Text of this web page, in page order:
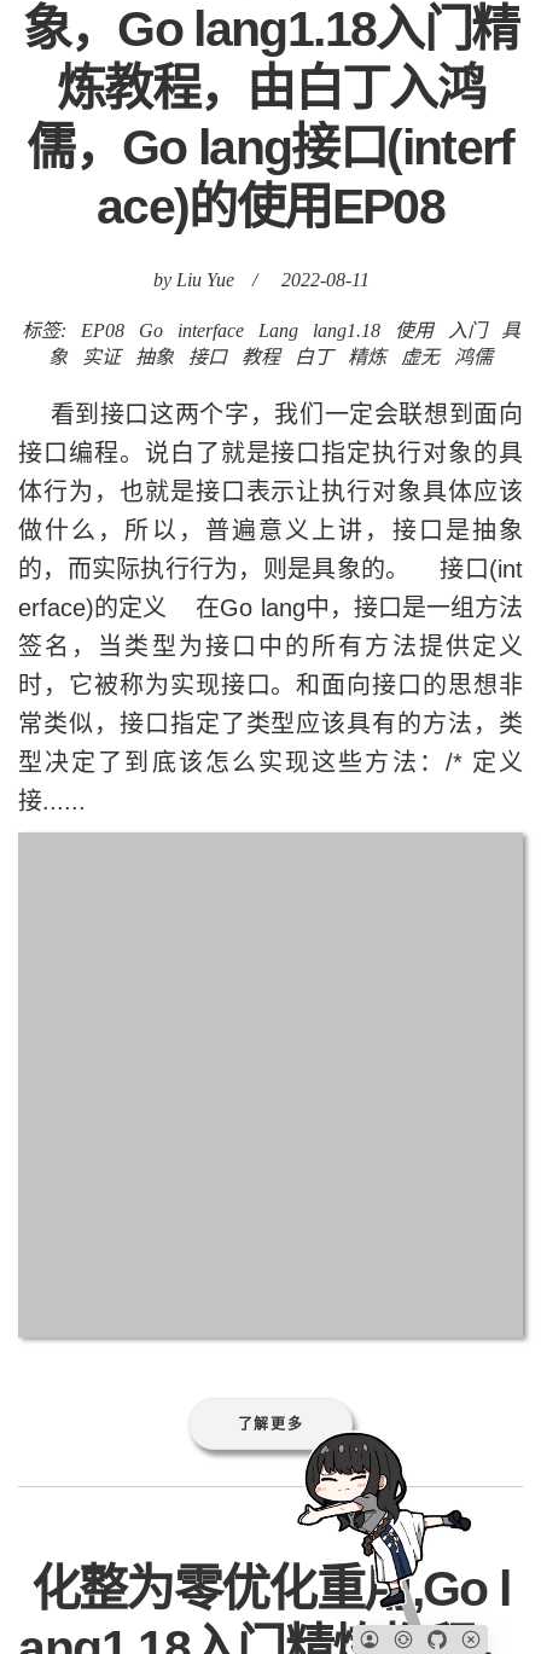
象，Go lang1.18入门精
炼教程，由白丁入鸿
儒，Go lang接口(interf
ace)的使用EP08
by Liu Yue / 2022-08-11
标签: EP08 Go interface Lang lang1.18 使用 入门
具
象
实证 抽象 接口 教程 白丁 精炼 虚无 鸿儒
看到接口这两个字，我们一定会联想到面向
接口编程。说白了就是接口指定执行对象的具
体行为，也就是接口表示让执行对象具体应该
做什么，所以，普遍意义上讲，接口是抽象
的，而实际执行行为，则是具象的。 接口(int
erface)的定义 在Go lang中，接口是一组方法
签名，当类型为接口中的所有方法提供定义
时，它被称为实现接口。和面向接口的思想非
常类似，接口指定了类型应该具有的方法，类
型决定了到底该怎么实现这些方法：/* 定义
接......
了解更多
化整为零优化重用,Go l